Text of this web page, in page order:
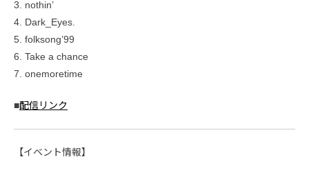
3. nothin’
4. Dark_Eyes.
5. folksong’99
6. Take a chance
7. onemoretime
■配信リンク
【イベント情報】